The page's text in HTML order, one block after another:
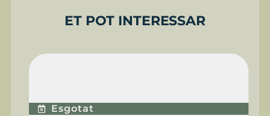
ET POT INTERESSAR
Esgotat